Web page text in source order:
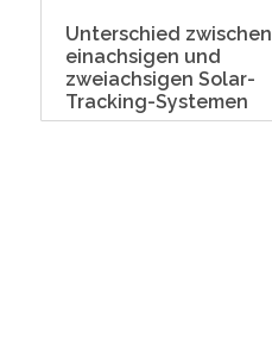
Unterschied zwischen
einachsigen und
zweiachsigen Solar-
Tracking-Systemen